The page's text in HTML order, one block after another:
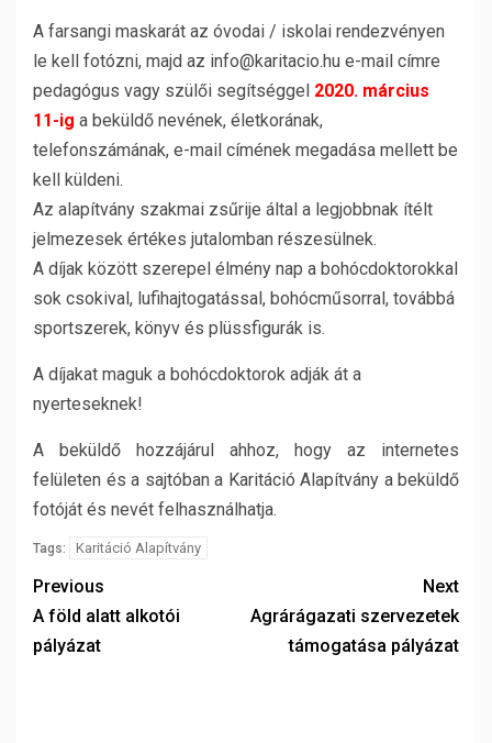
A farsangi maskarát az óvodai / iskolai rendezvényen
le kell fotózni, majd az info@karitacio.hu e-mail címre
pedagógus vagy szülői segítséggel 2020. március
11-ig a beküldő nevének, életkorának,
telefonszámának, e-mail címének megadása mellett be
kell küldeni.
Az alapítvány szakmai zsűrije által a legjobbnak ítélt
jelmezesek értékes jutalomban részesülnek.
A díjak között szerepel élmény nap a bohócdoktorokkal
sok csokival, lufihajtogatással, bohócműsorral, továbbá
sportszerek, könyv és plüssfigurák is.
A díjakat maguk a bohócdoktorok adják át a
nyerteseknek!
A beküldő hozzájárul ahhoz, hogy az internetes
felületen és a sajtóban a Karitáció Alapítvány a beküldő
fotóját és nevét felhasználhatja.
Tags: Karitáció Alapítvány
Previous
A föld alatt alkotói
pályázat
Next
Agrárágazati szervezetek
támogatása pályázat